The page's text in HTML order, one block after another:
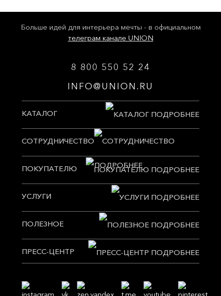
Больше идей для интерьера мечты - в официальном
телеграм канале UNION
8 800 550 52 24
INFO@UNION.RU
КАТАЛОГ
СОТРУДНИЧЕСТВО
ПОКУПАТЕЛЮ
УСЛУГИ
ПОЛЕЗНОЕ
ПРЕСС-ЦЕНТР